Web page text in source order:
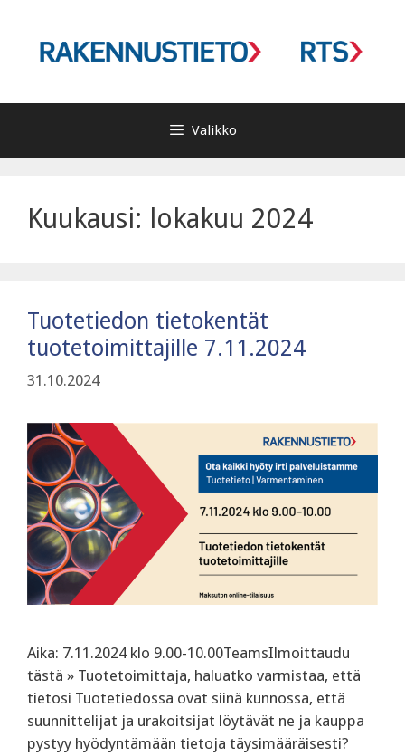
Valikko
Kuukausi: lokakuu 2024
Tuotetiedon tietokentät
tuotetoimittajille 7.11.2024
31.10.2024
Aika: 7.11.2024 klo 9.00-10.00TeamsIlmoittaudu
tästä » Tuotetoimittaja, haluatko varmistaa, että
tietosi Tuotetiedossa ovat siinä kunnossa, että
suunnittelijat ja urakoitsijat löytävät ne ja kauppa
pystyy hyödyntämään tietoja täysimääräisesti?